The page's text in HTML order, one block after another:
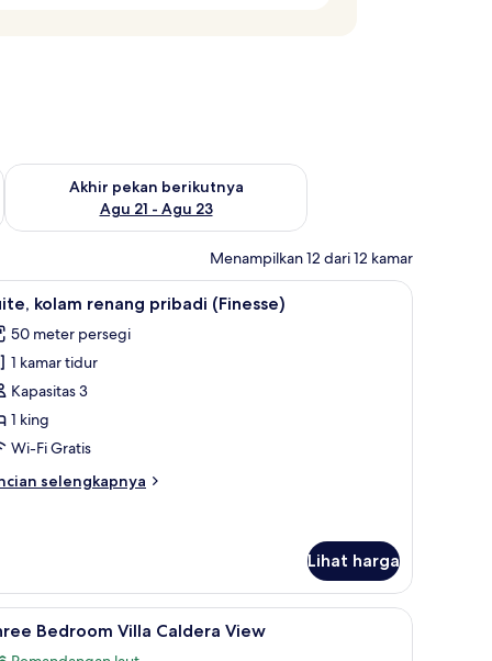
Agu 14 - Agu 16
Akhir pekan berikutnya
Agu 21 - Agu 23
Periksa ketersediaan untuk akhir pekan berikutnya Agu 21 -
Menampilkan 12 dari 12 kamar
| Seprai premium, minibar, brankas, dan setrika/meja setrika
Suite, kolam renang pribadi (Finesse) |
8 kolam renang pribadi (Finesse)
50 meter persegi
1 kamar tidur
Kapasitas 3
1 king
Wi-Fi Gratis
selengkapnya
Lihat harga
dan setrika/meja setrika Three Bedroom Villa Caldera View | Seprai
14 Bedroom Villa Caldera View